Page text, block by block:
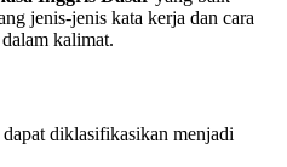
jenis-jenis kata kerja dan cara
kalimat.
diklasifikasikan menjadi